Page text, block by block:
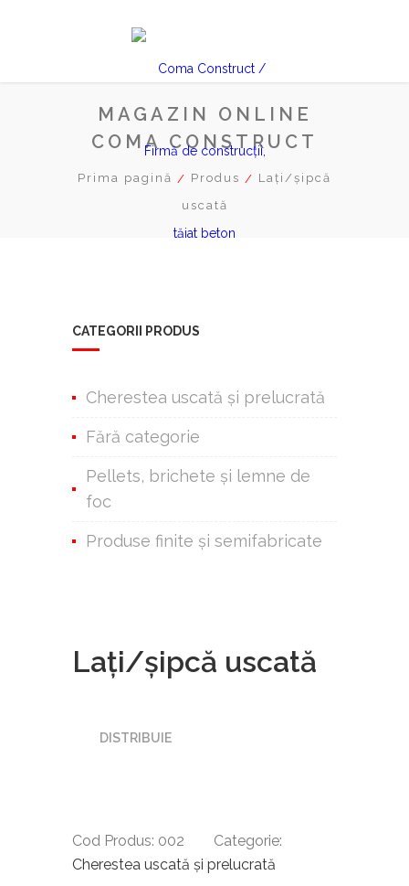
MAGAZIN ONLINE
COMA CONSTRUCT
Prima pagină Produs
Lați/șipcă
uscată
CATEGORII PRODUS
Cherestea uscată şi prelucrată
Fără categorie
Pellets, brichete și lemne de
foc
Produse finite şi semifabricate
Lați/șipcă uscată
DISTRIBUIE
Cod Produs: 002
Categorie:
Cherestea uscată şi prelucrată